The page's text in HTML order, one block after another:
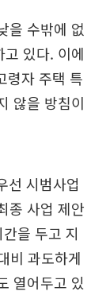
을 수밖에 없
있다. 이에
령자 주택 특
않을 방침이
선 시범사업
종 사업 제안
을 두고 지
비 과도하게
열어두고 있